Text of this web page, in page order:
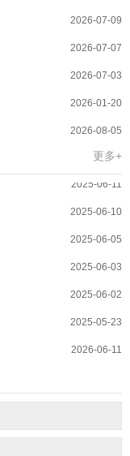
2026-07-09
2026-07-07
2026-07-03
2026-01-20
2026-08-05
2026-08-04
2026-07-20
2026-07-17
2026-07-10
2026-07-09
2026-07-07
2026-07-03
更多+
2025-06-18
2025-06-11
2025-06-10
2025-06-05
2025-06-03
2025-06-02
2025-05-23
2026-06-11